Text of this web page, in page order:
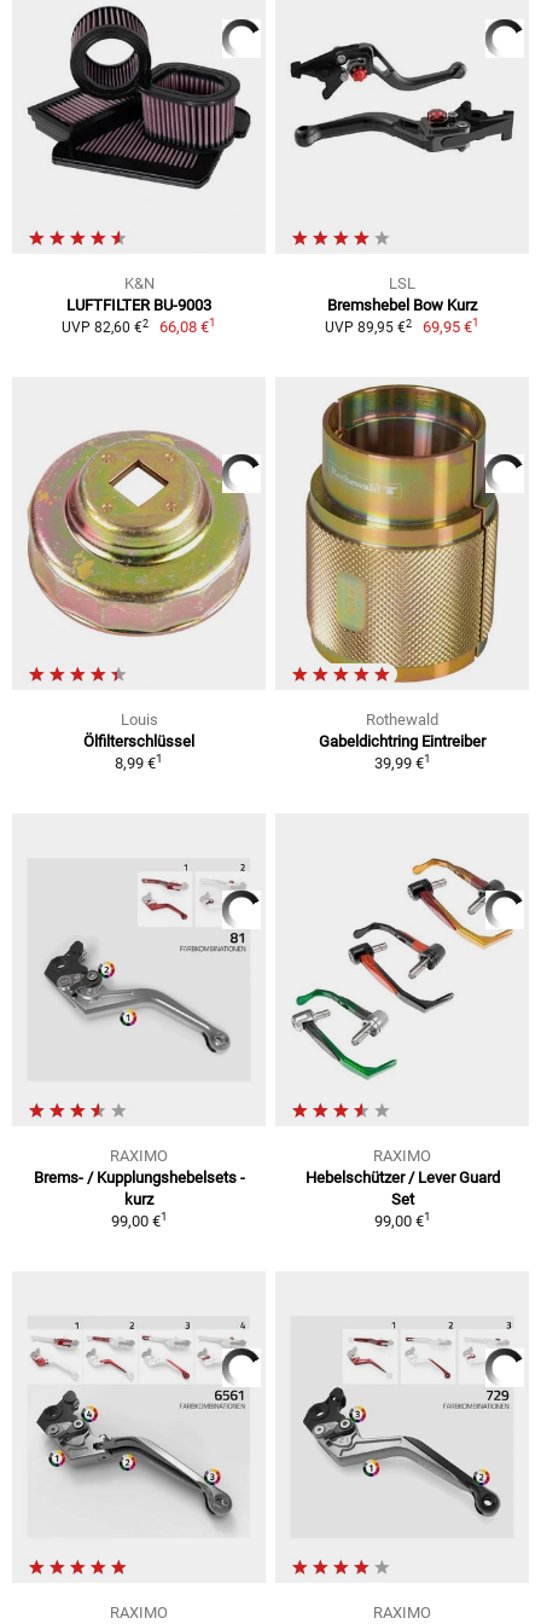
K&N
LUFTFILTER BU-9003
UVP 82,60 €2 66,08 €1
LSL
Bremshebel Bow Kurz
UVP 89,95 €2 69,95 €1
Louis
Ölfilterschlüssel
8,99 €1
Rothewald
Gabeldichtring Eintreiber
39,99 €1
RAXIMO
Brems- / Kupplungshebelsets -
kurz
99,00 €1
RAXIMO
Hebelschützer / Lever Guard
Set
99,00 €1
RAXIMO RAXIMO